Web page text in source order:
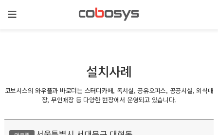
설치사례
코보시스의 와우플과 바로더는 스터디카페, 독서실, 공유오피스, 공공시설, 외식매
장, 무인매장 등 다양한 현장에서 운영되고 있습니다.